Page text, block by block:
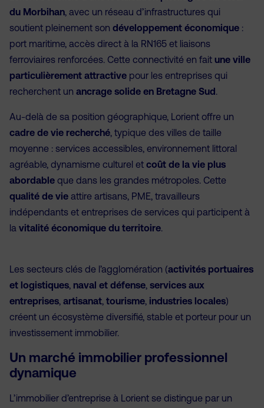
du Morbihan, avec un réseau d’infrastructures qui
soutient pleinement son développement économique :
port maritime, accès direct à la RN165 et liaisons
ferroviaires renforcées. Cette connectivité en fait une ville
particulièrement attractive pour les entreprises qui
recherchent un ancrage solide en Bretagne Sud.
Au-delà de sa position géographique, Lorient offre un
cadre de vie recherché, typique des villes de taille
moyenne : services accessibles, environnement littoral
agréable, dynamisme culturel et coût de la vie plus
abordable que dans les grandes métropoles. Cette
qualité de vie attire artisans, PME, travailleurs
indépendants et entreprises de services qui participent à
la vitalité économique du territoire.
Les secteurs clés de l’agglomération (activités portuaires
et logistiques, naval et défense, services aux
entreprises, artisanat, tourisme, industries locales)
créent un écosystème diversifié, stable et porteur pour un
investissement immobilier.
Un marché immobilier professionnel
dynamique
L’immobilier d’entreprise à Lorient se distingue par un